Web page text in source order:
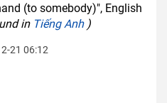
(to somebody)", English
in Tiếng Anh)
21 06:12